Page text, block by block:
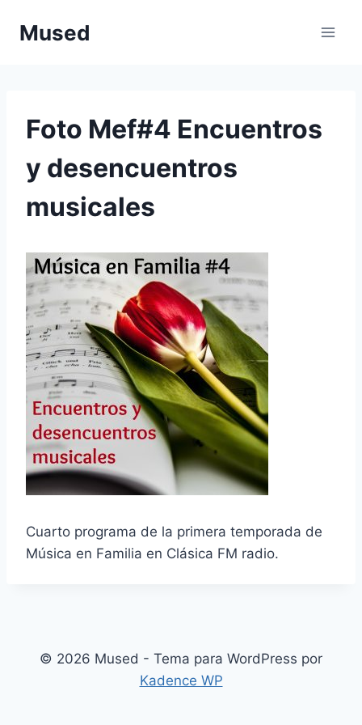
Mused
Foto Mef#4 Encuentros
y desencuentros
musicales
Cuarto programa de la primera temporada de
Música en Familia en Clásica FM radio.
© 2026 Mused - Tema para WordPress por
Kadence WP